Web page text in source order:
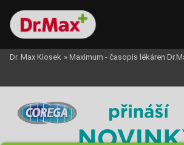
Dr. Max Kiosek » Maximum - časopis lékáren